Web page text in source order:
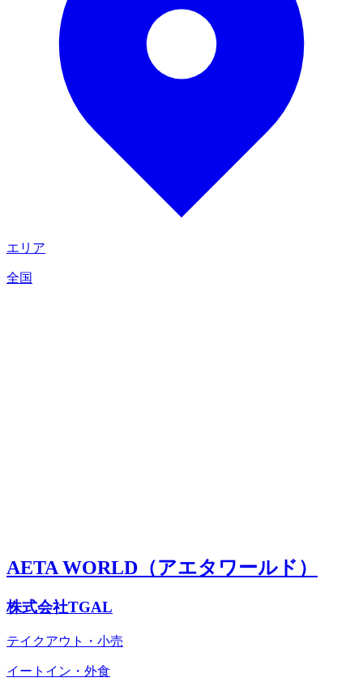
エリア
全国
AETA WORLD（アエタワールド）
株式会社TGAL
テイクアウト・小売
イートイン・外食